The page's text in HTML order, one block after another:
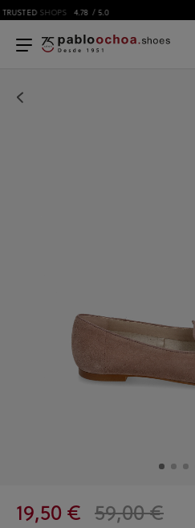
75 ANIVERSARIO |
19,50 € 59,00 €